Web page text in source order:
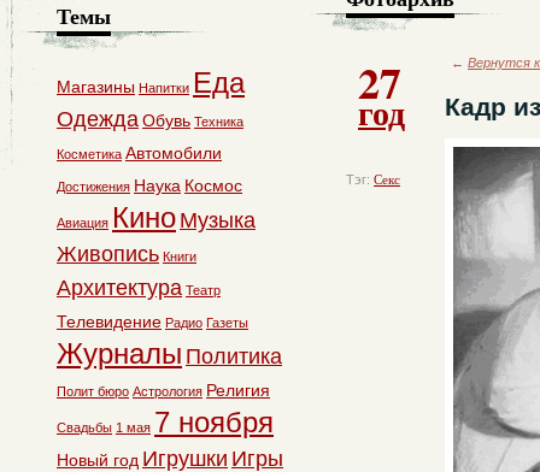
27
год
Тэг: Секс
← Вернутся
Кадр
Темы
Магазины Напитки Еда
ОдеждаОбувь Техника
Косметика Автомобили
Достижения Наука Космос
Авиация Кино Музыка
Живопись Книги
Архитектура Театр
Телевидение Радио Газеты
Журналы Политика
Полит бюро Астрология Религия
Свадьбы 1 мая 7 ноября
Новый год Игрушки Игры